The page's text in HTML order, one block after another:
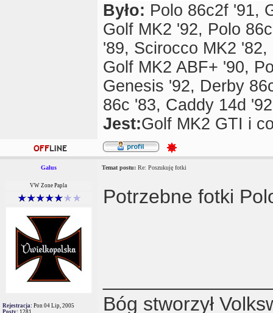
Było: Polo 86c2f '91,
Golf MK2 '92, Polo
'89, Scirocco MK2
Golf MK2 ABF+ '90,
Genesis '92, Derby
86c '83, Caddy 14d
Jest:Golf MK2 GTI i
Galus Temat postu: Re: Poszukuję fotki
VW Zone Papla
Rejestracja: Pon 04 Lip, 2005
Posty: 1281
Potrzebne fotki
Bóg stworzył